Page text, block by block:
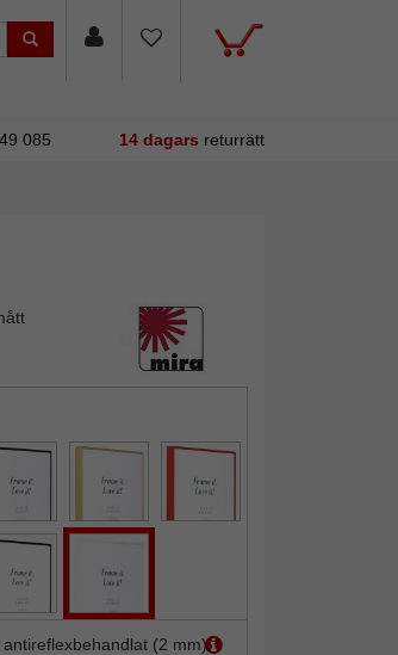
085 14 dagars returrätt
antireflexbehandlat (2 mm)